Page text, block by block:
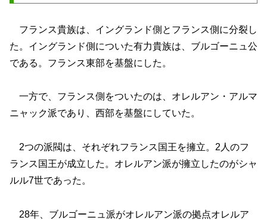
フランス貴族は、イングランド側とフランス側に分裂し
た。イングランド側についた有力貴族は、ブルゴーニュ公
である。フランス東部を基盤にした。
一方で、フランス側をついたのは、オレルアン・アルマ
ニャック派であり、西部を基盤にしていた。
2つの派閥は、それぞれフランス国王を擁立。2人のフ
ランス国王が成立した。オレルアン派が擁立したのがシャ
ルル7世であった。
28年、ブルゴーニュ派がオレルアン派の拠点オレルア